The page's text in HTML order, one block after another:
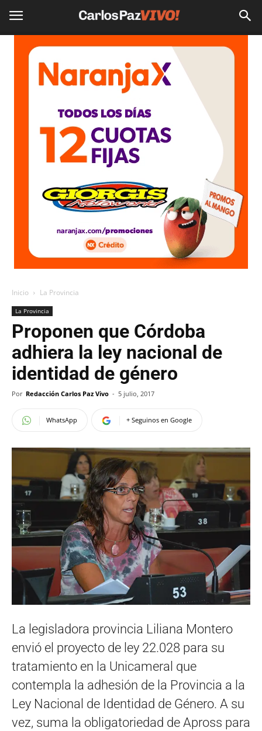
Inicio La Provincia
La Provincia
Proponen que Córdoba
adhiera la ley nacional de
identidad de género
Por Redacción Carlos Paz Vivo - 5 julio, 2017
WhatsApp + Seguinos en Google
La legisladora provincia Liliana Montero
envió el proyecto de ley 22.028 para su
tratamiento en la Unicameral que
contempla la adhesión de la Provincia a la
Ley Nacional de Identidad de Género. A su
vez, suma la obligatoriedad de Apross para